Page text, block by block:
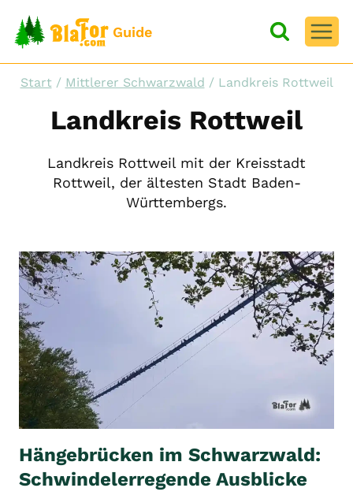
Inhalt
springen
Guide
Start / Mittlerer Schwarzwald / Landkreis Rottweil
Landkreis Rottweil
Landkreis Rottweil mit der Kreisstadt
Rottweil, der ältesten Stadt Baden-
Württembergs.
Hängebrücken im Schwarzwald:
Schwindelerregende Ausblicke